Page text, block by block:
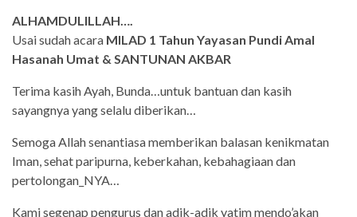
ALHAMDULILLAH….
Usai sudah acara MILAD 1 Tahun Yayasan Pundi Amal
Hasanah Umat & SANTUNAN AKBAR
Terima kasih Ayah, Bunda…untuk bantuan dan kasih
sayangnya yang selalu diberikan…
Semoga Allah senantiasa memberikan balasan kenikmatan
Iman, sehat paripurna, keberkahan, kebahagiaan dan
pertolongan_NYA…
Kami segenap pengurus dan adik-adik yatim mendo’akan